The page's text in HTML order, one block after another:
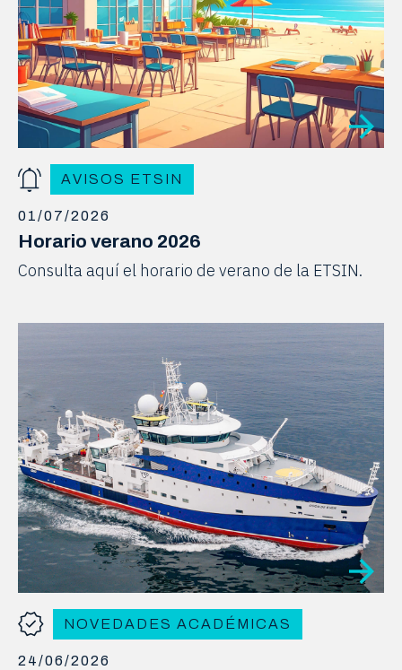
AVISOS ETSIN
01/07/2026
Horario verano 2026
Consulta aquí el horario de verano de la ETSIN.
NOVEDADES ACADÉMICAS
24/06/2026